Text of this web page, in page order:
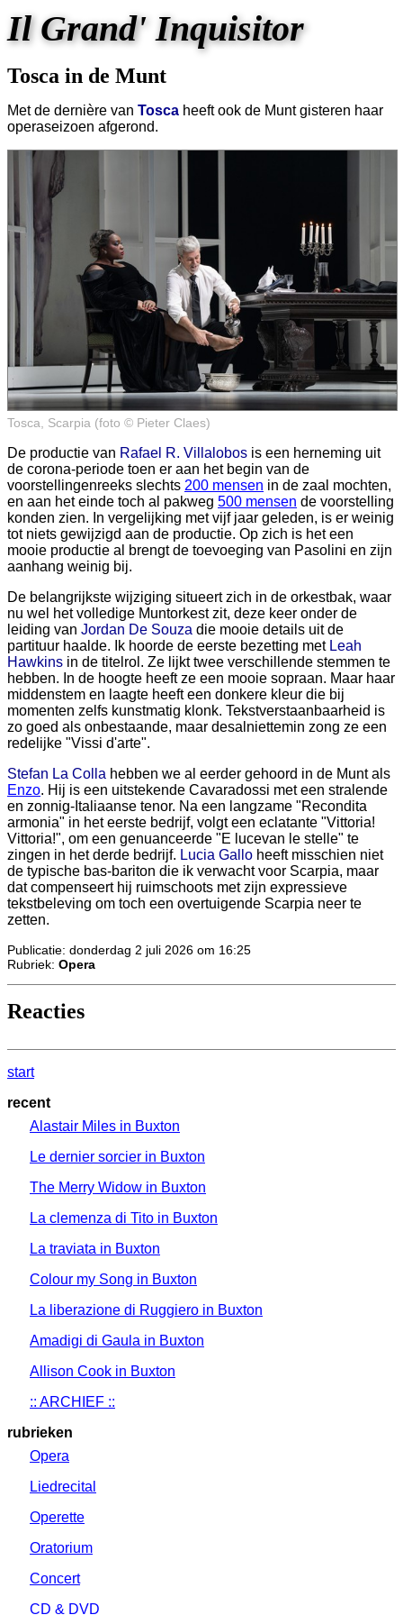
Il Grand' Inquisitor
Tosca in de Munt
Met de dernière van Tosca heeft ook de Munt gisteren haar
operaseizoen afgerond.
Tosca, Scarpia (foto © Pieter Claes)
De productie van Rafael R. Villalobos is een herneming uit
de corona-periode toen er aan het begin van de
voorstellingenreeks slechts 200 mensen in de zaal mochten,
en aan het einde toch al pakweg 500 mensen de voorstelling
konden zien. In vergelijking met vijf jaar geleden, is er weinig
tot niets gewijzigd aan de productie. Op zich is het een
mooie productie al brengt de toevoeging van Pasolini en zijn
aanhang weinig bij.
De belangrijkste wijziging situeert zich in de orkestbak, waar
nu wel het volledige Muntorkest zit, deze keer onder de
leiding van Jordan De Souza die mooie details uit de
partituur haalde. Ik hoorde de eerste bezetting met Leah
Hawkins in de titelrol. Ze lijkt twee verschillende stemmen te
hebben. In de hoogte heeft ze een mooie sopraan. Maar haar
middenstem en laagte heeft een donkere kleur die bij
momenten zelfs kunstmatig klonk. Tekstverstaanbaarheid is
zo goed als onbestaande, maar desalniettemin zong ze een
redelijke "Vissi d'arte".
Stefan La Colla hebben we al eerder gehoord in de Munt als
Enzo. Hij is een uitstekende Cavaradossi met een stralende
en zonnig-Italiaanse tenor. Na een langzame "Recondita
armonia" in het eerste bedrijf, volgt een eclatante "Vittoria!
Vittoria!", om een genuanceerde "E lucevan le stelle" te
zingen in het derde bedrijf. Lucia Gallo heeft misschien niet
de typische bas-bariton die ik verwacht voor Scarpia, maar
dat compenseert hij ruimschoots met zijn expressieve
tekstbeleving om toch een overtuigende Scarpia neer te
zetten.
Publicatie: donderdag 2 juli 2026 om 16:25
Rubriek: Opera
Reacties
start
recent
Alastair Miles in Buxton
Le dernier sorcier in Buxton
The Merry Widow in Buxton
La clemenza di Tito in Buxton
La traviata in Buxton
Colour my Song in Buxton
La liberazione di Ruggiero in Buxton
Amadigi di Gaula in Buxton
Allison Cook in Buxton
:: ARCHIEF ::
rubrieken
Opera
Liedrecital
Operette
Oratorium
Concert
CD & DVD